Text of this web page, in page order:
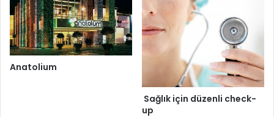
Anatolium
Sağlık için düzenli check-
up